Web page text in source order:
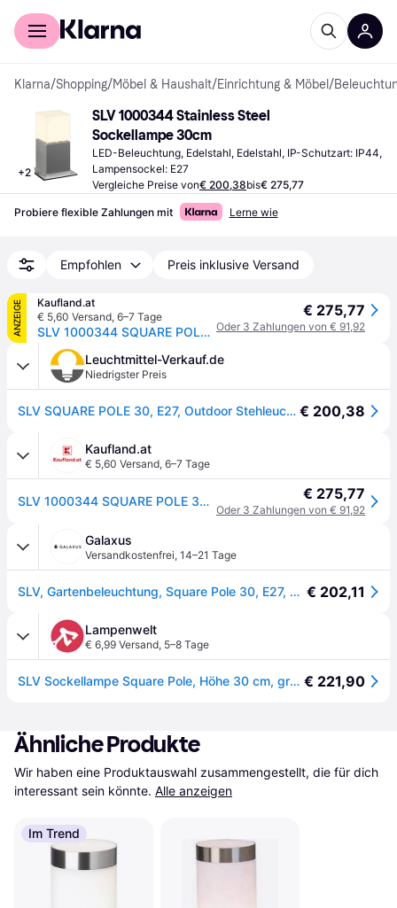
Für Shopper
Klarna/Shopping/Möbel & Haushalt/Einrichtung & Möbel /
+2
SLV 1000344 Stainless Steel
Sockellampe 30cm
LED-Beleuchtung, Edelstahl, Edelstahl, IP-Schutzart: IP44,
Lampensockel: E27
Vergleiche Preise von€ 200,38bis€ 275,77
Probiere flexible Zahlungen mit Lerne wie
Empfohlen Preis inklusive Versand
ANZEIGE
Kaufland.at
€ 5,60 Versand, 6–7 Tage
SLV 1000344 SQUARE POLE 30 E27 Outdoor Stehleuchte Edelstahl max. 20W IP44
€ 275,77
Oder 3 Zahlungen von € 91,92
Leuchtmittel-Verkauf.de
Niedrigster Preis
SLV SQUARE POLE 30, E27, Outdoor Stehleuchte, Edelstahl 304, max. 20W - Stand-, Wand- und Deckenleuchten (Outdoor) € 200,38
Kaufland.at
€ 5,60 Versand, 6–7 Tage
SLV 1000344 SQUARE POLE 30 E27 Outdoor Stehleuchte Edelstahl max. 20W IP44 € 275,77
Oder 3 Zahlungen von € 91,92
Galaxus
Versandkostenfrei, 14–21 Tage
SLV, Gartenbeleuchtung, Square Pole 30, E27, Outdoor Stehleuchte, alu gebürstet, max (E27, IP44) € 202,11
Lampenwelt
€ 6,99 Versand, 5–8 Tage
SLV Sockellampe Square Pole, Höhe 30 cm, grau, Edelstahl - edelstahl, weiß € 221,90
Ähnliche Produkte
Wir haben eine Produktauswahl zusammengestellt, die für dich
interessant sein könnte. Alle anzeigen
Im Trend